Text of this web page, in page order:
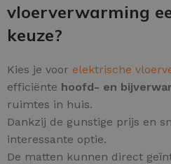
vloerverwarming
keuze?
Kies je voor elektrische
efficiënte hoofd- en
ruimtes in huis.
Dankzij de gunstige prijs en
interessante optie.
De matten kunnen direct